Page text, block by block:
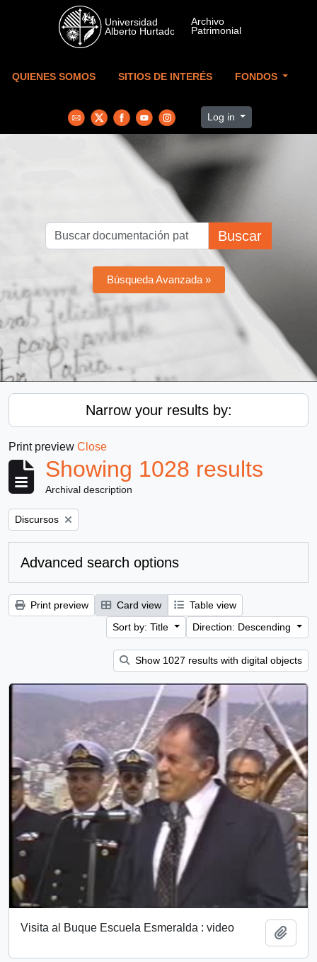
Skip to main content
QUIENES SOMOS SITIOS DE INTERÉS FONDOS
Log in
Buscar
Búsqueda Avanzada »
Narrow your results by:
Print preview Close
Showing 1028 results
Archival description
Remove filter:
Discursos
Advanced search options
Print preview Card view
Table view
Sort by: Title
Direction: Descending
Show 1027 results with digital objects
Visita al Buque Escuela Esmeralda : video